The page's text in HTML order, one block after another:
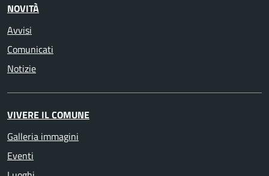
NOVITÀ
Avvisi
Comunicati
Notizie
VIVERE IL COMUNE
Galleria immagini
Eventi